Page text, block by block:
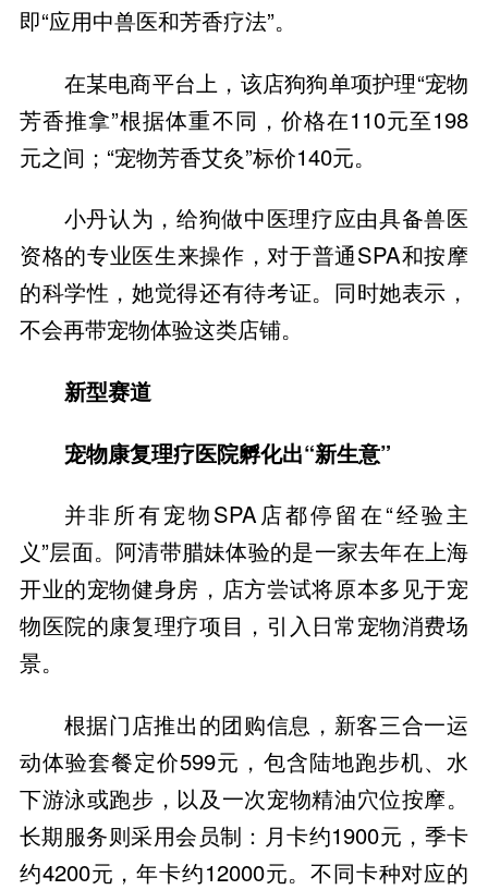
即“应用中兽医和芳香疗法”。
在某电商平台上，该店狗狗单项护理“宠物
芳香推拿”根据体重不同，价格在110元至198
元之间；“宠物芳香艾灸”标价140元。
小丹认为，给狗做中医理疗应由具备兽医
资格的专业医生来操作，对于普通SPA和按摩
的科学性，她觉得还有待考证。同时她表示，
不会再带宠物体验这类店铺。
新型赛道
宠物康复理疗医院孵化出“新生意”
并非所有宠物SPA店都停留在“经验主
义”层面。阿清带腊妹体验的是一家去年在上海
开业的宠物健身房，店方尝试将原本多见于宠
物医院的康复理疗项目，引入日常宠物消费场
景。
根据门店推出的团购信息，新客三合一运
动体验套餐定价599元，包含陆地跑步机、水
下游泳或跑步，以及一次宠物精油穴位按摩。
长期服务则采用会员制：月卡约1900元，季卡
约4200元，年卡约12000元。不同卡种对应的